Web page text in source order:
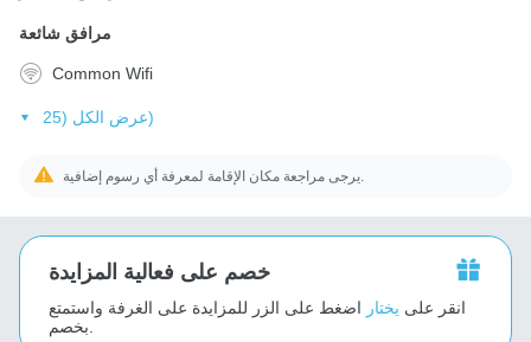
مرافق شائعة
Common Wifi
عرض الكل (25)
خصم على فعالية المزايدة
انقر على يختار اضغط على الزر للمزايدة على الغرفة واستمتع